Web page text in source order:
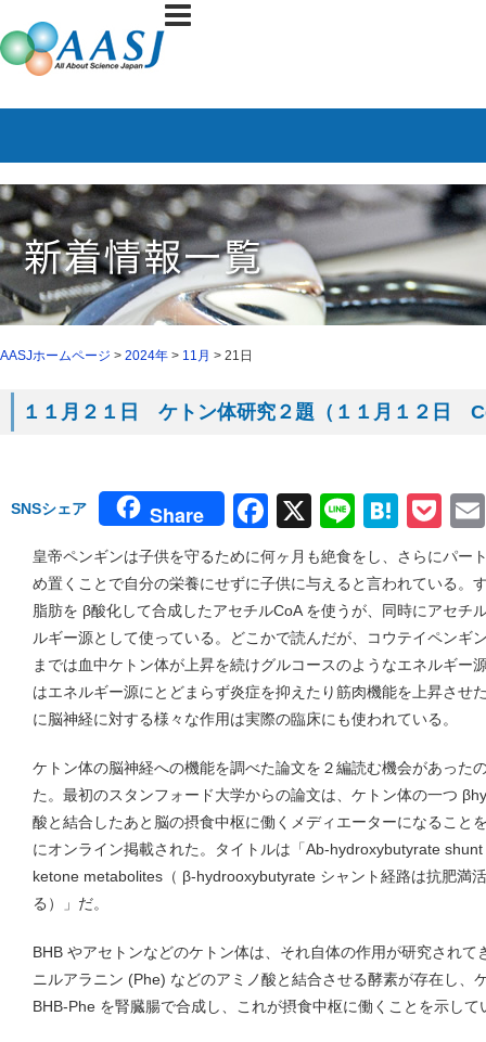
AASJホームページ > 2024年 > 11月 > 21日
１１月２１日 ケトン体研究２題（１１月１２日
SNSシェア Share Facebook
X Line
皇帝ペンギンは子供を守るために何ヶ月も絶食をし、さらにパー
め置くことで自分の栄養にせずに子供に与えると言われている。
脂肪を β酸化して合成したアセチルCoA を使うが、同時にアセチ
ルギー源として使っている。どこかで読んだが、コウテイペンギ
までは血中ケトン体が上昇を続けグルコースのようなエネルギー
はエネルギー源にとどまらず炎症を抑えたり筋肉機能を上昇させ
に脳神経に対する様々な作用は実際の臨床にも使われている。
ケトン体の脳神経への機能を調べた論文を２編読む機会があった
た。最初のスタンフォード大学からの論文は、ケトン体の一つ
酸と結合したあと脳の摂食中枢に働くメディエーターになること
にオンライン掲載された。タイトルは「Ab-hydroxybutyrate
ketone metabolites（ β-hydrooxybutyrate シャント経路は抗肥満
る）」だ。
BHB やアセトンなどのケトン体は、それ自体の作用が研究されて
ニルアラニン (Phe) などのアミノ酸と結合させる酵素が存在し、
BHB-Phe を腎臓腸で合成し、これが摂食中枢に働くことを示して